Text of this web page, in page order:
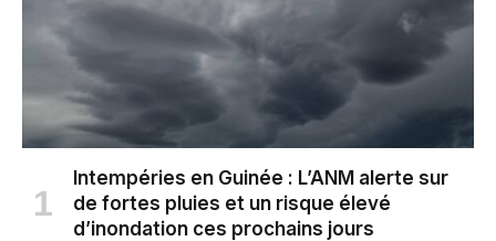
Intempéries en Guinée : L’ANM alerte sur
de fortes pluies et un risque élevé
d’inondation ces prochains jours